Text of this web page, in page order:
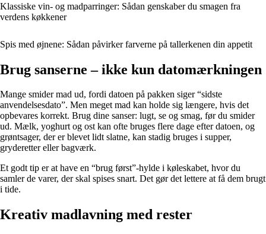
Klassiske vin- og madparringer: Sådan genskaber du smagen fra
verdens køkkener
Spis med øjnene: Sådan påvirker farverne på tallerkenen din appetit
Brug sanserne – ikke kun datomærkningen
Mange smider mad ud, fordi datoen på pakken siger “sidste
anvendelsesdato”. Men meget mad kan holde sig længere, hvis det
opbevares korrekt. Brug dine sanser: lugt, se og smag, før du smider
ud. Mælk, yoghurt og ost kan ofte bruges flere dage efter datoen, og
grøntsager, der er blevet lidt slatne, kan stadig bruges i supper,
gryderetter eller bagværk.
Et godt tip er at have en “brug først”-hylde i køleskabet, hvor du
samler de varer, der skal spises snart. Det gør det lettere at få dem brugt
i tide.
Kreativ madlavning med rester